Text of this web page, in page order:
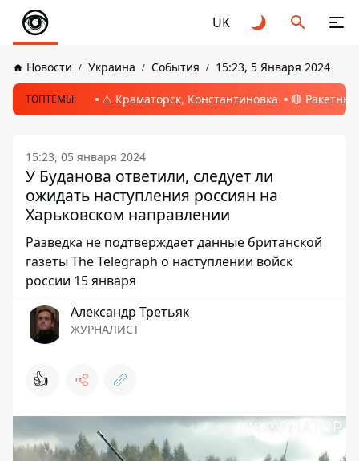
UK
Новости Украина События 15:23, 5 Января 2024
ТОПТЕМЫ: ⚠️ Краматорск, Константиновка 🔴
15:23, 05 января 2024
У Буданова ответили, следует ли
ожидать наступления россиян на
Харьковском направлении
Разведка не подтверждает данные британской
газеты The Telegraph о наступлении войск
россии 15 января
Александр Третьяк
ЖУРНАЛИСТ
👍